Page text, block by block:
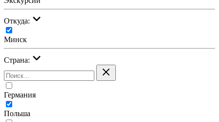
Откуда:
Минск
Страна:
Германия
Польша